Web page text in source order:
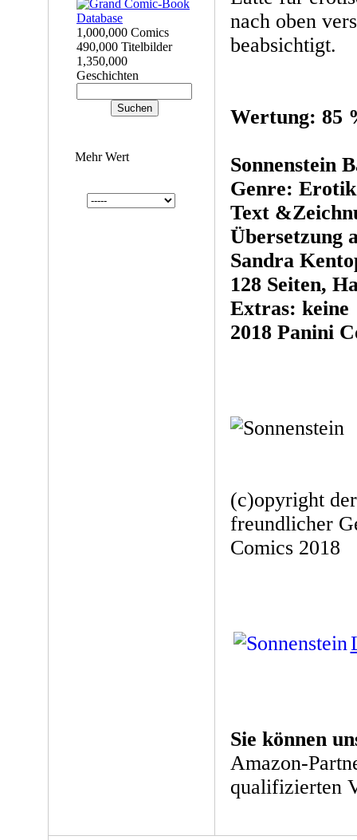
1,000,000 Comics
490,000 Titelbilder
1,350,000
Geschichten
Mehr Wert
nach oben
beabsichtigt.
Wertung: 85
Sonnenstein
Genre: Erotik
Text
Übersetzung
Sandra
128 Seiten,
Extras: keine
2018 Panini
(c)opyright
freundlicher
Comics 2018
Sie können
Amazon-
qualifizierten